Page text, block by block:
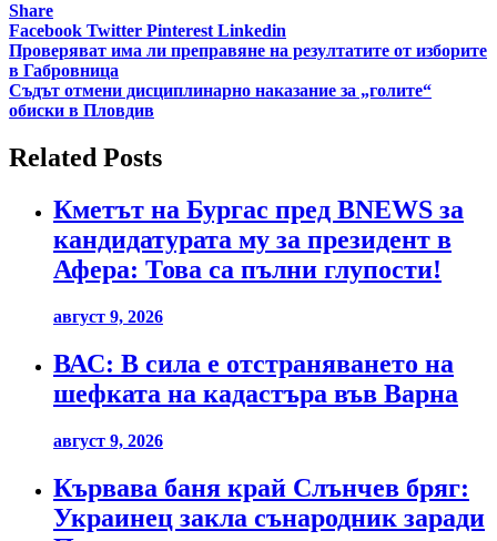
Share
Facebook Twitter Pinterest Linkedin
Навигация
Проверяват има ли преправяне на резултатите от изборите
в Габровница
Съдът отмени дисциплинарно наказание за „голите“
обиски в Пловдив
Related Posts
Кметът на Бургас пред BNEWS за
кандидатурата му за президент в
Афера: Това са пълни глупости!
август 9, 2026
ВАС: В сила е отстраняването на
шефката на кадастъра във Варна
август 9, 2026
Кървава баня край Слънчев бряг:
Украинец закла сънародник заради